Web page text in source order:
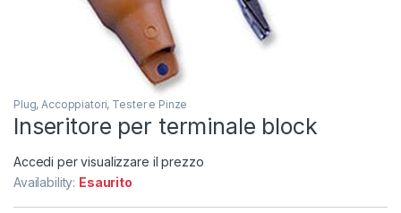
Plug, Accoppiatori, Tester e Pinze
Inseritore per terminale block
Accedi per visualizzare il prezzo
Availability: Esaurito